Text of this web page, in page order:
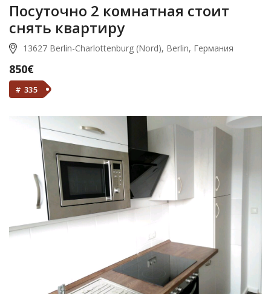
Посуточно 2 комнатная стоит
снять квартиру
13627 Berlin-Charlottenburg (Nord), Berlin, Германия
850€
# 335